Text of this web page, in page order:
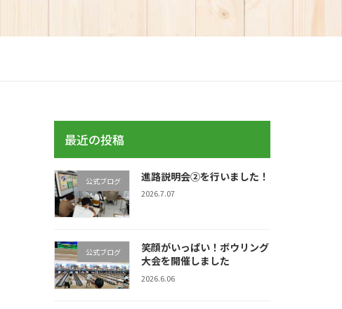
最近の投稿
公式ブログ 進路説明会②を行いました！
2026.7.07
公式ブログ
笑顔がいっぱい！ボウリング
大会を開催しました
2026.6.06